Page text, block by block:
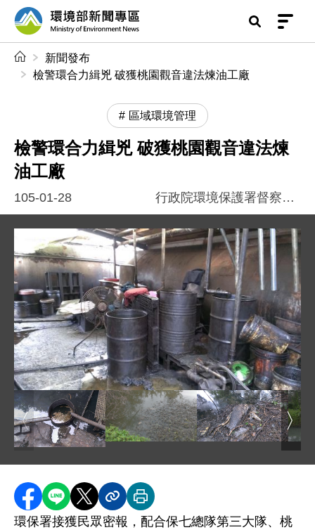
前往中央內容區塊
環境部新聞專區
新聞發布
檢警環合力緝兇 破獲桃園觀音違法煉油工廠
區域環境管理
檢警環合力緝兇 破獲桃園觀音違法煉
油工廠
105-01-28 行政院環境保護署督察總隊
圖片說明：廠內油污遍佈 .jpg
圖片說明：死魚 .jpg圖片說明：死鳥 .jpg
圖
分享至 Facebook
分享到 LINE
分享到 X分享內容連結
列印本頁
環保署接獲民眾密報，配合保七總隊第三大隊、桃